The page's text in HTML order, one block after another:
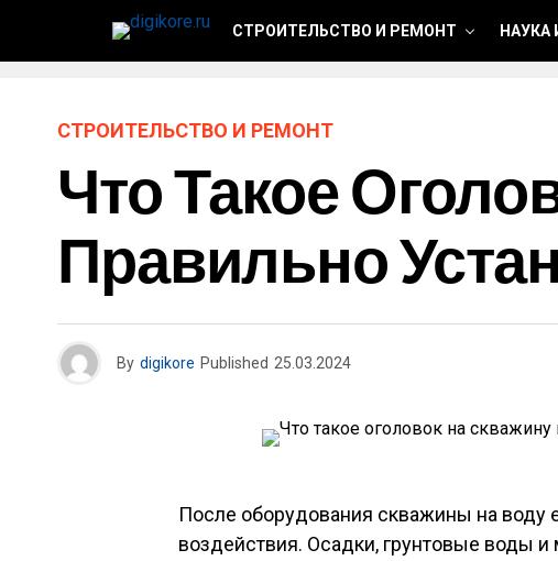
СТРОИТЕЛЬСТВО И РЕМОНТ НАУКА
СТРОИТЕЛЬСТВО И РЕМОНТ
Что Такое
Правильно
By digikore Published 25.03.2024
После оборудования скважины на воду
воздействия. Осадки, грунтовые воды и